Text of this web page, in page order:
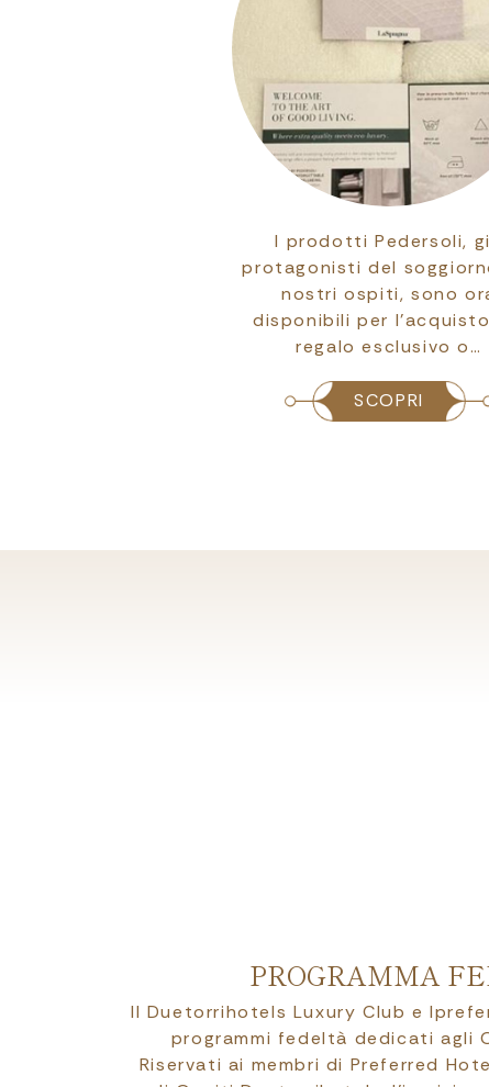
I prodotti Pedersoli,
protagonisti del
nostri ospiti, sono
disponibili per
regalo esclusivo o…
SCOPRI
PROGRAMMA
Il Duetorrihotels Luxury Club e
programmi fedeltà dedicati agli
Riservati ai membri di Preferred